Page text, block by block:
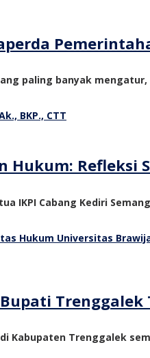
paling banyak
Hukum:
IKPI Cabang Kediri
Trenggalek
Kabupaten Trenggalek